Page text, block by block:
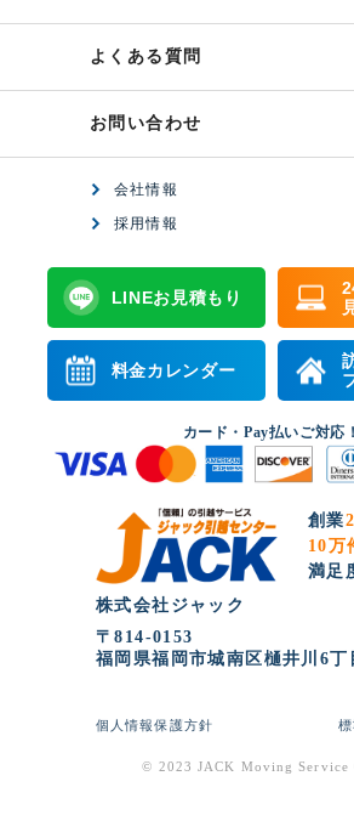
よくある質問
お問い合わせ
会社情報
採用情報
LINEお見積もり
料金カレンダー
カード・Pay払いご対応！
創業
10万
満足
株式会社ジャック
〒814-0153
福岡県福岡市城南区樋井川6丁
個人情報保護方針
© 2023 JACK Moving Service